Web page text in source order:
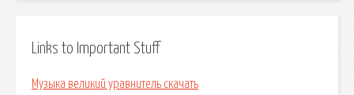
Links to Important Stuff
Музыка великий уравнитель скачать